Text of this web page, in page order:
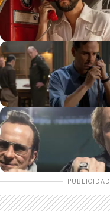
PUBLICIDAD